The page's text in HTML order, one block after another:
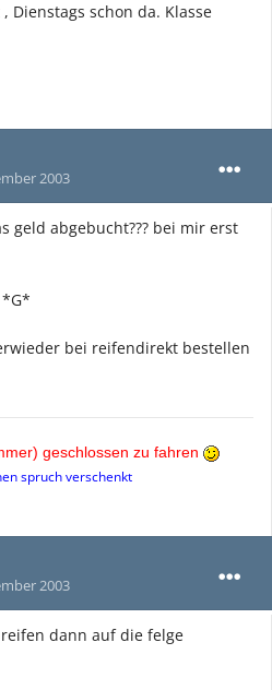
Dienstags schon da. Klasse
2003
geld abgebucht??? bei mir erst
bei reifendirekt bestellen
geschlossen zu fahren
spruch verschenkt
2003
dann auf die felge